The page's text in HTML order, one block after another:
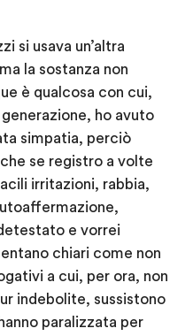
si usava un’altra
la sostanza non
è qualcosa con cui,
ho avuto
simpatia, perciò
se registro a volte
irritazioni, rabbia,
e vorrei
chiari come non
a cui, per ora, non
indebolite, sussistono
paralizzata per